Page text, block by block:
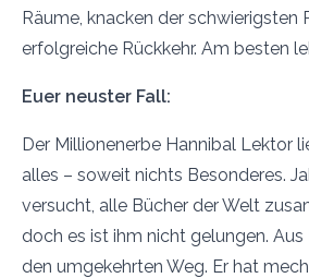
Räume, knacken der schwierigsten
erfolgreiche Rückkehr. Am besten
Euer neuster Fall:
Der Millionenerbe Hannibal Lektor
alles – soweit nichts Besonderes.
versucht, alle Bücher der Welt
doch es ist ihm nicht gelungen. Aus
den umgekehrten Weg. Er hat